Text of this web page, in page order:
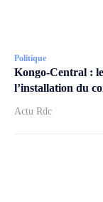
Politique
Kongo-Central :
l’installation du
Actu Rdc